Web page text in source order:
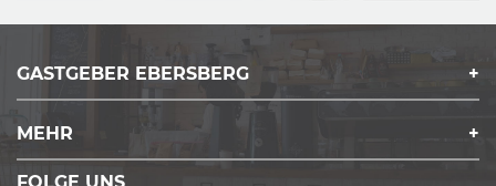
Wasserburg mit Altstadt
GASTGEBER EBERSBERG
MEHR